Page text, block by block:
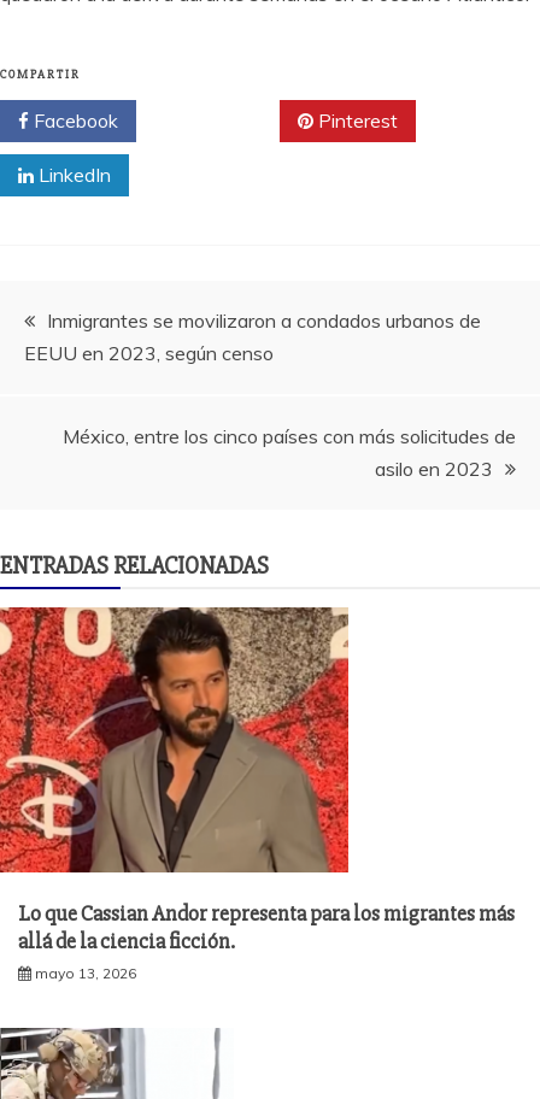
COMPARTIR
Facebook Pinterest
LinkedIn
Navegación
de
entradas
Inmigrantes se movilizaron a condados urbanos de
EEUU en 2023, según censo
México, entre los cinco países con más solicitudes de
asilo en 2023
ENTRADAS RELACIONADAS
Lo que Cassian Andor representa para los migrantes más
allá de la ciencia ficción.
mayo 13, 2026